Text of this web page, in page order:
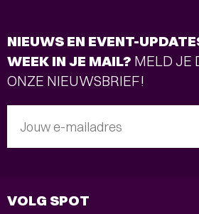
NIEUWS EN EVENT-
WEEK IN JE MAIL? MELD JE
ONZE NIEUWSBRIEF!
Jouw e-mailadres
VOLG SPOT